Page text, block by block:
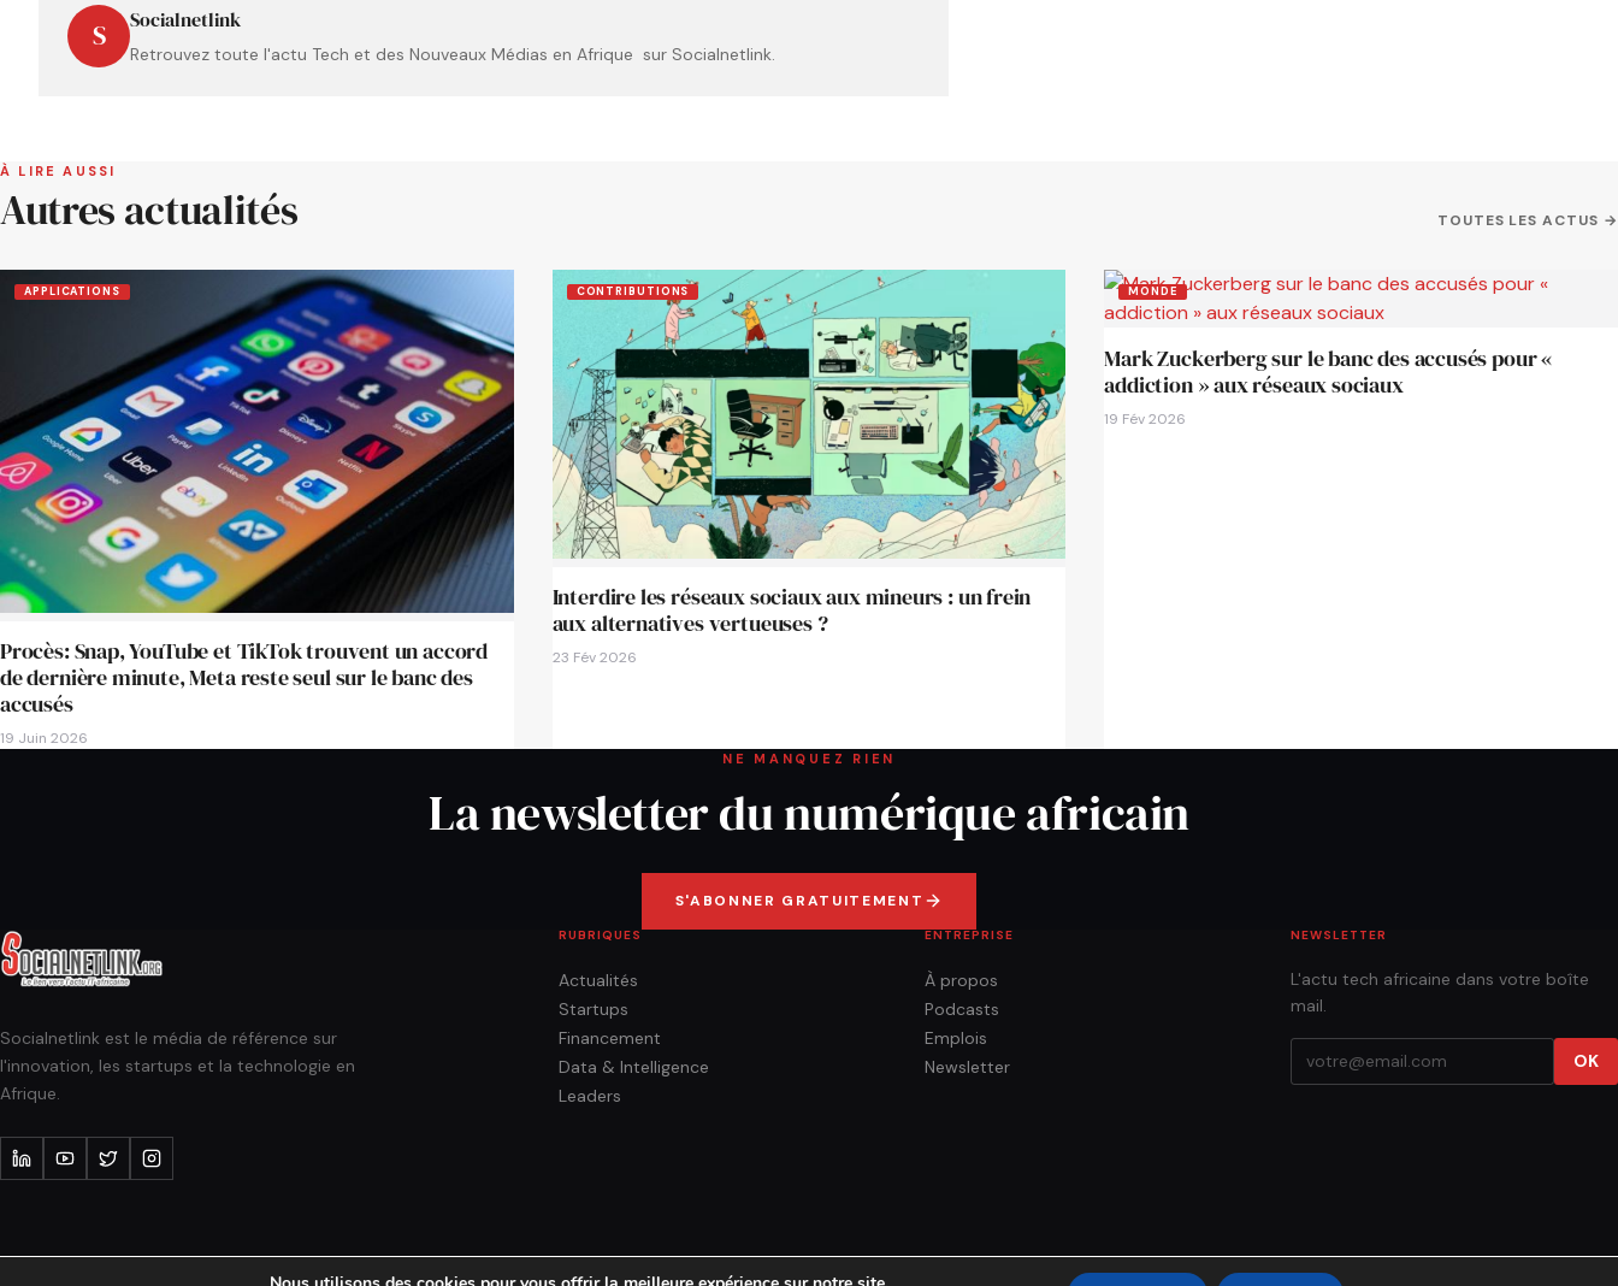
S Socialnetlink
Retrouvez toute l'actu Tech et des Nouveaux Médias en Afrique sur Socialnetlink.
À LIRE AUSSI
Autres actualités TOUTES LES ACTUS →
APPLICATIONS
Procès: Snap, YouTube et TikTok trouvent un accord
de dernière minute, Meta reste seul sur le banc des
accusés
19 Juin 2026
CONTRIBUTIONS
Interdire les réseaux sociaux aux mineurs : un frein
aux alternatives vertueuses ?
23 Fév 2026
MONDE
Mark Zuckerberg sur le banc des accusés pour «
addiction » aux réseaux sociaux
19 Fév 2026
NE MANQUEZ RIEN
La newsletter du numérique africain
S'ABONNER GRATUITEMENT
Socialnetlink est le média de référence sur
l'innovation, les startups et la technologie en
Afrique.
RUBRIQUES
Actualités
Startups
Financement
Data & Intelligence
Leaders
ENTREPRISE
À propos
Podcasts
Emplois
Newsletter
NEWSLETTER
L'actu tech africaine dans votre boîte
mail.
OK